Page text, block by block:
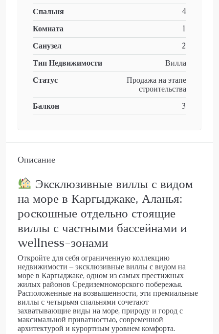
Спальня
4
Комната
1
Санузел
2
Тип Недвижимости
Вилла
Статус
Продажа на этапе
строительства
Балкон
3
Описание
Эксклюзивные виллы с видом
на море в Каргыджаке, Аланья:
роскошные отдельно стоящие
виллы с частными бассейнами и
wellness-зонами
Откройте для себя ограниченную коллекцию
недвижимости – эксклюзивные виллы с видом на
море в Каргыджаке, одном из самых престижных
жилых районов Средиземноморского побережья.
Расположенные на возвышенности, эти премиальные
виллы с четырьмя спальнями сочетают
захватывающие виды на море, природу и город с
максимальной приватностью, современной
архитектурой и курортным уровнем комфорта.